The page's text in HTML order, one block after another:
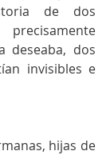
de dos
dos
invisibles e
hijas de